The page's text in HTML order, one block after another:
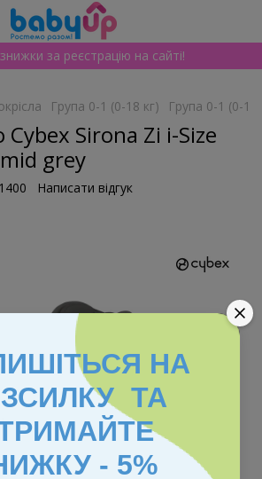
за реєстрацію на сайті!
Група 0-1 (0-18 кг) Група 0-1 (0-18
Cybex Sirona Zi i-Size
grey
Написати відгук
НА
ТА
- 5%